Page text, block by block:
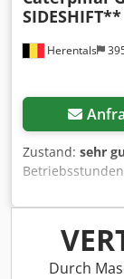
Herentals
SIDESHIFT**
Zustand: sehr
Baujahr: 2005
Alozqvxbj Sskr
sich an Thierry
erhalten.
Durch